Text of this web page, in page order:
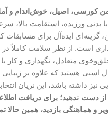
کورسی، اصیل، خوش‌اندام و
بدنی ورزیده، استقامت بالا،
گزینه‌ای ایده‌آل برای
است. از نظر سلامت کاملاً
خلق‌وخوی متعادل، نگهداری و کار
اسبی هستید که علاوه بر
نیز داشته باشد، این نریان
دست ندهید؛ برای دریافت
و هماهنگی بازدید، همین حالا